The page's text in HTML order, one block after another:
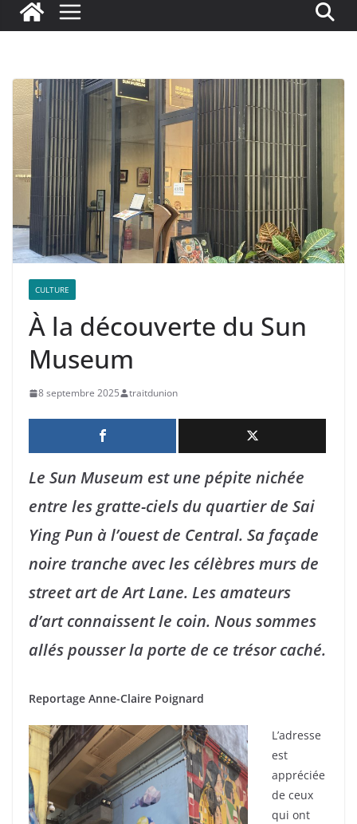
CULTURE
À la découverte du Sun
Museum
8 septembre 2025 traitdunion
Le Sun Museum est une pépite nichée
entre les gratte-ciels du quartier de Sai
Ying Pun à l’ouest de Central. Sa façade
noire tranche avec les célèbres murs de
street art de Art Lane. Les amateurs
d’art connaissent le coin. Nous sommes
allés pousser la porte de ce trésor caché.
Reportage Anne-Claire Poignard
L’adresse
est
appréciée
de ceux
qui ont